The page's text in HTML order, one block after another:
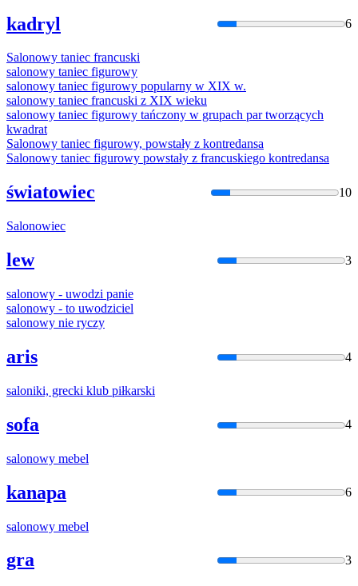
kadryl 6
Salonowy taniec francuski
salonowy taniec figurowy
salonowy taniec figurowy popularny w XIX w.
salonowy taniec francuski z XIX wieku
salonowy taniec figurowy tańczony w grupach par tworzących
kwadrat
Salonowy taniec figurowy, powstały z kontredansa
Salonowy taniec figurowy powstały z francuskiego kontredansa
światowiec 10
Salonowiec
lew 3
salonowy - uwodzi panie
salonowy - to uwodziciel
salonowy nie ryczy
aris 4
saloniki, grecki klub piłkarski
sofa 4
salonowy mebel
kanapa 6
salonowy mebel
gra 3